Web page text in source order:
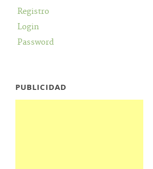
Registro
Login
Password
PUBLICIDAD